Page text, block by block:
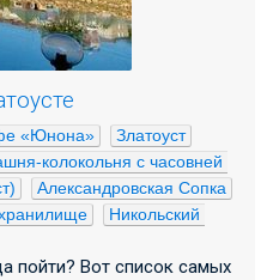
«Юнона»
Златоуст
колокольня с часовней
Александровская Сопка
Никольский
пойти? Вот список самых